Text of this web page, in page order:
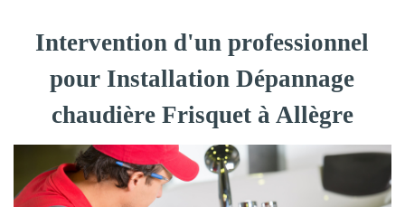
Intervention d'un professionnel
pour Installation Dépannage
chaudière Frisquet à Allègre